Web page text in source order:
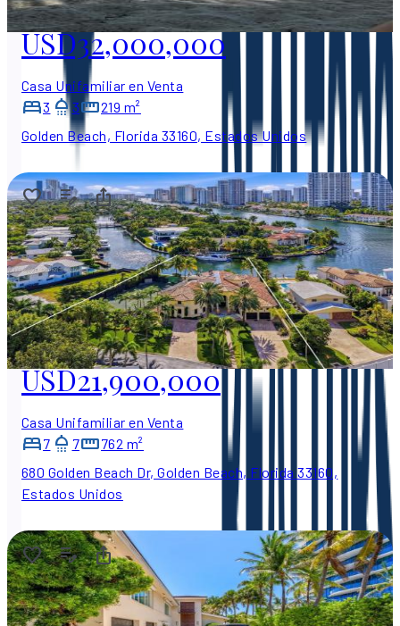
USD32,000,000
Casa Unifamiliar en Venta
3
3
219 m²
Golden Beach, Florida 33160, Estados Unidos
USD21,900,000
Casa Unifamiliar en Venta
7
7
762 m²
680 Golden Beach Dr, Golden Beach, Florida 33160,
Estados Unidos